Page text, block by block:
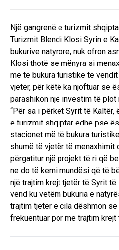
Një gangrenë e turizmit
Turizmit Blendi Klosi Syrin e
bukurive natyrore, nuk ofron
Klosi thotë se mënyra si
më të bukura turistike të
vjetër, për këtë ka njoftuar se
parashikon një investim të
“Për sa i përket Syrit të Kaltër,
e turizmit shqiptar edhe pse
stacionet më të bukura
shumë të vjetër të menaxhimit
përgatitur një projekt të ri që
ne do të kemi mundësi që të
një trajtim krejt tjetër të Syrit të
vend ku vetëm bukuria e
trajtim tjetër e cila dëshmon
frekuentuar por me trajtim